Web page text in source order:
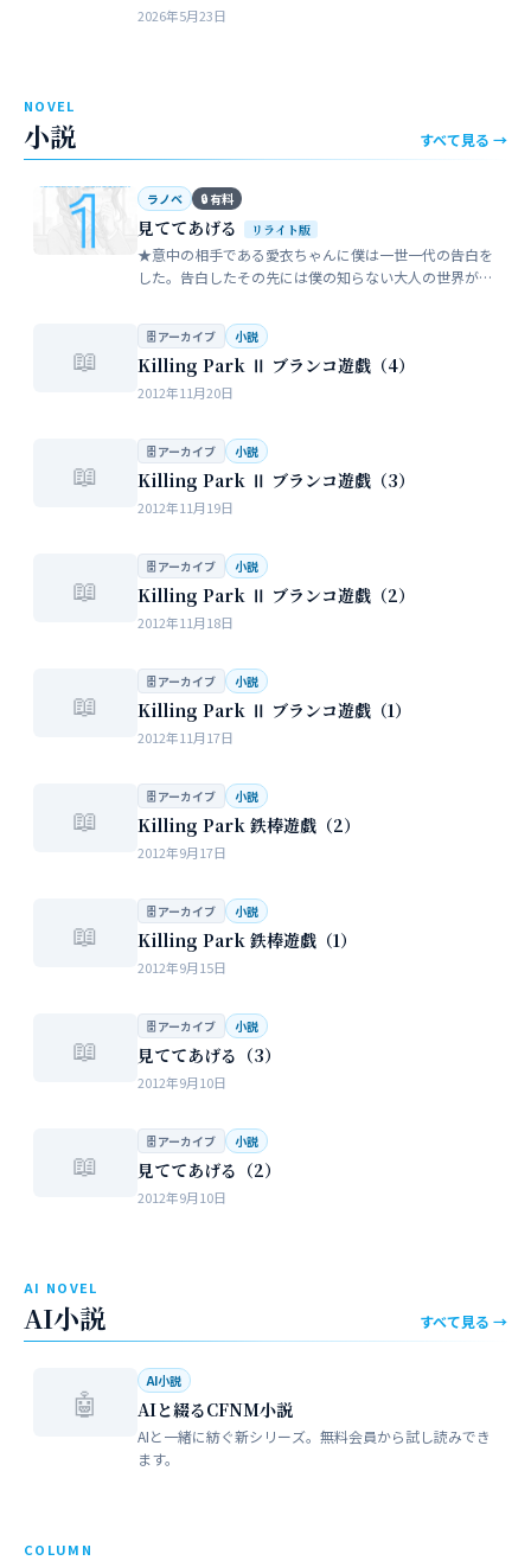
強制的なイベントでした。まったく乗り気がしません。
2026年5月23日
NOVEL
小説 すべて見る →
ラノベ 🔒 有料
見ててあげる リライト版
★意中の相手である愛衣ちゃんに僕は一世一代の告白を
した。告白したその先には僕の知らない大人の世界が待
る常識。。。…
📖
🗄 アーカイブ 小説
Killing Park Ⅱ ブランコ遊戯（4）
2012年11月20日
📖
🗄 アーカイブ 小説
Killing Park Ⅱ ブランコ遊戯（3）
2012年11月19日
📖
🗄 アーカイブ 小説
Killing Park Ⅱ ブランコ遊戯（2）
2012年11月18日
📖
🗄 アーカイブ 小説
Killing Park Ⅱ ブランコ遊戯（1）
2012年11月17日
📖
🗄 アーカイブ 小説
Killing Park 鉄棒遊戯（2）
2012年9月17日
📖
🗄 アーカイブ 小説
Killing Park 鉄棒遊戯（1）
2012年9月15日
📖
🗄 アーカイブ 小説
見ててあげる（3）
2012年9月10日
📖
🗄 アーカイブ 小説
見ててあげる（2）
2012年9月10日
AI NOVEL
AI小説 すべて見る →
🤖
AI小説
AIと綴るCFNM小説
AIと一緒に紡ぐ新シリーズ。無料会員から試し読みでき
ます。
COLUMN